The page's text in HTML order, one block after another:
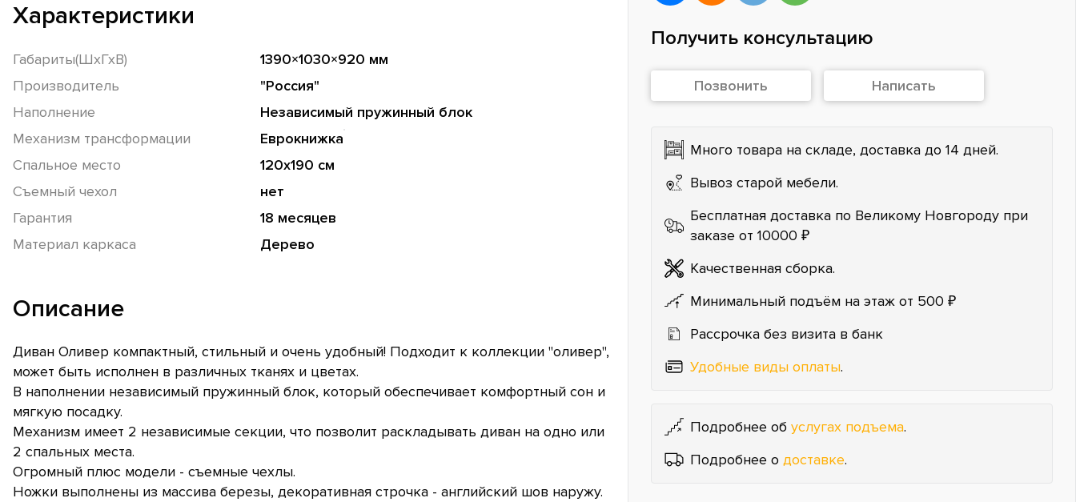
Получить консультацию
Позвонить Написать
Много товара на складе, доставка до 14 дней.
Вывоз старой мебели.
Бесплатная доставка по Великому Новгороду при
заказе от 10000 ₽
Качественная сборка.
Минимальный подъём на этаж от 500 ₽
Рассрочка без визита в банк
Удобные виды оплаты.
Подробнее об услугах подъема.
Подробнее о доставке.
Характеристики
Габариты(ШхГхВ)
1390×1030×920 мм
Производитель
"Россия"
Наполнение
Независимый пружинный блок
Механизм трансформации
Еврокнижка
Спальное место
120х190 см
Съемный чехол
нет
Гарантия
18 месяцев
Материал каркаса
Дерево
Описание
Диван Оливер компактный, стильный и очень удобный! Подходит к коллекции "оливер",
может быть исполнен в различных тканях и цветах.
В наполнении независимый пружинный блок, который обеспечивает комфортный сон и
мягкую посадку.
Механизм имеет 2 независимые секции, что позволит раскладывать диван на одно или
2 спальных места.
Огромный плюс модели - съемные чехлы.
Ножки выполнены из массива березы, декоративная строчка - английский шов наружу.